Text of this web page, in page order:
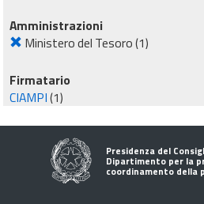
Amministrazioni
Ministero del Tesoro(1)
Firmatario
CIAMPI(1)
Presidenza del
Dipartimento per la
coordinamento della